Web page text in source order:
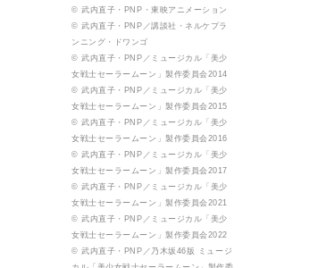
© 武内直子・PNP・東映アニメーション
© 武内直子・PNP／講談社・ネルケプラ
ンニング・ドワンゴ
© 武内直子・PNP／ミュージカル「美少
女戦士セーラームーン」製作委員会2014
© 武内直子・PNP／ミュージカル「美少
女戦士セーラームーン」製作委員会2015
© 武内直子・PNP／ミュージカル「美少
女戦士セーラームーン」製作委員会2016
© 武内直子・PNP／ミュージカル「美少
女戦士セーラームーン」製作委員会2017
© 武内直子・PNP／ミュージカル「美少
女戦士セーラームーン」製作委員会2021
© 武内直子・PNP／ミュージカル「美少
女戦士セーラームーン」製作委員会2022
© 武内直子・PNP／乃木坂46版 ミュージ